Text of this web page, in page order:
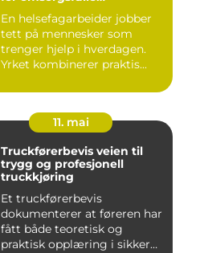
En helsefagarbeider jobber
tett på mennesker som
trenger hjelp i hverdagen.
Yrket kombinerer praktis...
11. mai
Truckførerbevis veien til
trygg og profesjonell
truckkjøring
Et truckførerbevis
dokumenterer at føreren har
fått både teoretisk og
praktisk opplæring i sikker